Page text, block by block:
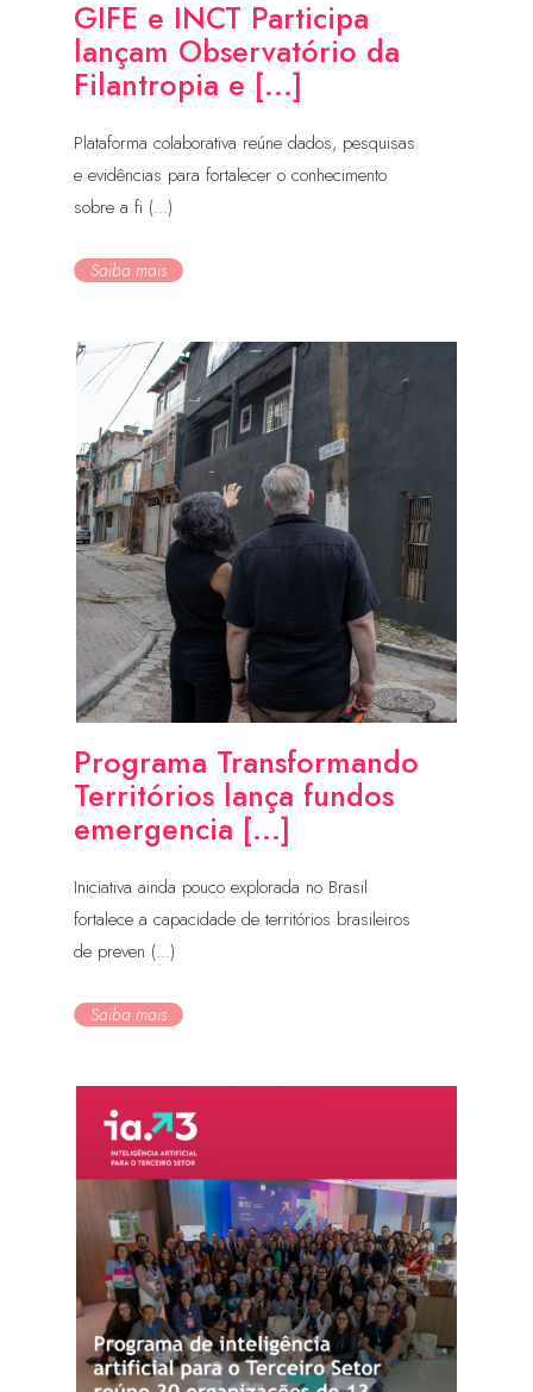
GIFE e INCT Participa
lançam Observatório da
Filantropia e [...]
Plataforma colaborativa reúne dados, pesquisas
e evidências para fortalecer o conhecimento
sobre a fi (...)
Saiba mais
Programa Transformando
Territórios lança fundos
emergencia [...]
Iniciativa ainda pouco explorada no Brasil
fortalece a capacidade de territórios brasileiros
de preven (...)
Saiba mais